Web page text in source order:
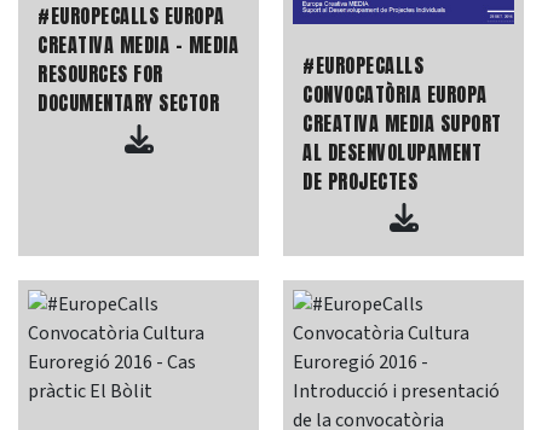
#EUROPECALLS EUROPA
CREATIVA MEDIA - MEDIA
RESOURCES FOR
DOCUMENTARY SECTOR
#EUROPECALLS
CONVOCATÒRIA EUROPA
CREATIVA MEDIA SUPORT
AL DESENVOLUPAMENT
DE PROJECTES